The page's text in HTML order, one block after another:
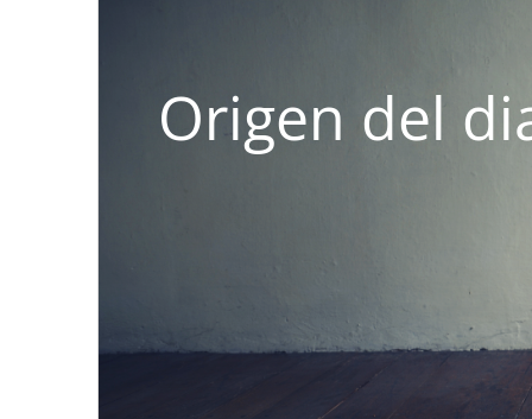
Origen del